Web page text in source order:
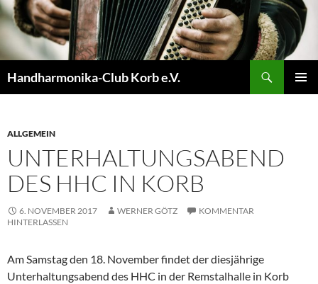
Zum
Inhalt
springen
Handharmonika-Club Korb e.V.
ALLGEMEIN
UNTERHALTUNGSABEND
DES HHC IN KORB
6. NOVEMBER 2017 WERNER GÖTZ
KOMMENTAR
HINTERLASSEN
Am Samstag den 18. November findet der diesjährige
Unterhaltungsabend des HHC in der Remstalhalle in Korb